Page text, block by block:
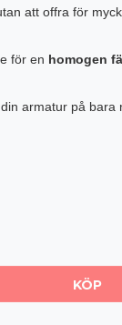
att offra för
för en homogen
armatur på bara
KÖP